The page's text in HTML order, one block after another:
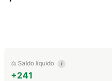
⚖️ Saldo líquido i
+241